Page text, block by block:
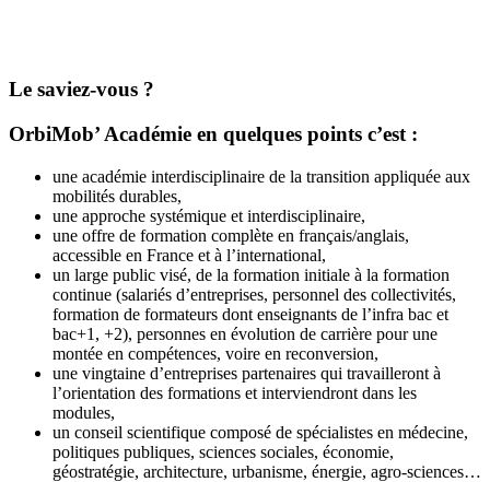
Le saviez-vous ?
OrbiMob’ Académie en quelques points c’est :
une académie interdisciplinaire de la transition appliquée aux
mobilités durables,
une approche systémique et interdisciplinaire,
une offre de formation complète en français/anglais,
accessible en France et à l’international,
un large public visé, de la formation initiale à la formation
continue (salariés d’entreprises, personnel des collectivités,
formation de formateurs dont enseignants de l’infra bac et
bac+1, +2), personnes en évolution de carrière pour une
montée en compétences, voire en reconversion,
une vingtaine d’entreprises partenaires qui travailleront à
l’orientation des formations et interviendront dans les
modules,
un conseil scientifique composé de spécialistes en médecine,
politiques publiques, sciences sociales, économie,
géostratégie, architecture, urbanisme, énergie, agro-sciences…